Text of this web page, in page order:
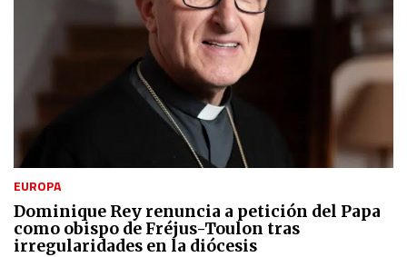
EUROPA
Dominique Rey renuncia a petición del Papa
como obispo de Fréjus-Toulon tras
irregularidades en la diócesis